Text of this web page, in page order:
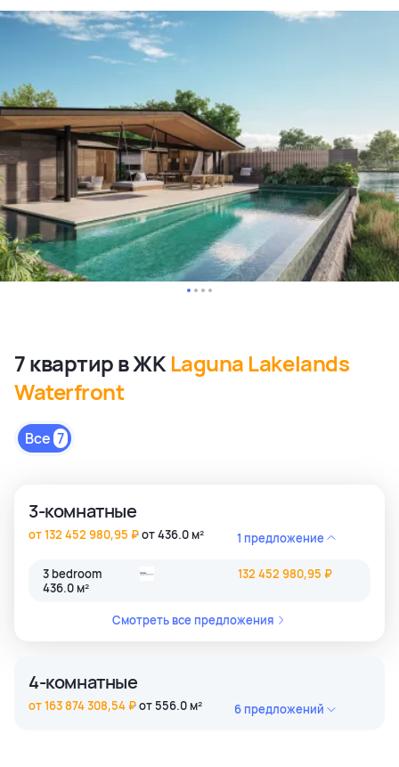
7 квартир в ЖКLaguna Lakelands
Waterfront
Все 7
3-комнатные
от 436.0 м²
от 132 452 980,95 ₽ 1 предложение
3 bedroom
436.0 м²
132 452 980,95 ₽
Смотреть все предложения
4-комнатные
от 556.0 м²
от 163 874 308,54 ₽ 6 предложений